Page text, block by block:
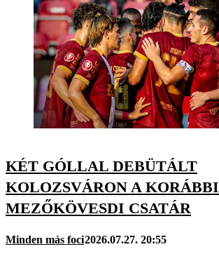
KÉT GÓLLAL DEBÜTÁLT
KOLOZSVÁRON A KORÁBBI
MEZŐKÖVESDI CSATÁR
Minden más foci2026.07.27. 20:55